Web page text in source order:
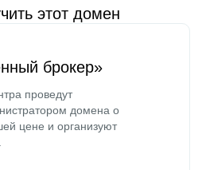
этот домен
брокер»
проведут
домена о
цене и организуют